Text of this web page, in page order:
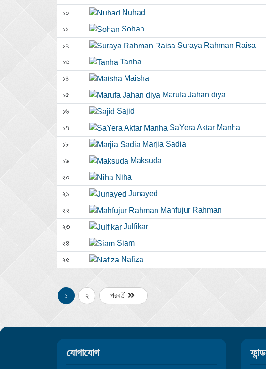
১০
Nuhad
১১
Sohan
১২
Suraya Rahman Raisa
১৩
Tanha
১৪
Maisha
১৫
Marufa Jahan diya
১৬
Sajid
১৭
SaYera Aktar Manha
১৮
Marjia Sadia
১৯
Maksuda
২০
Niha
২১
Junayed
২২
Mahfujur Rahman
২৩
Julfikar
২৪
Siam
২৫
Nafiza
১ ২ পরবর্তী
যোগাযোগ ফান্ড